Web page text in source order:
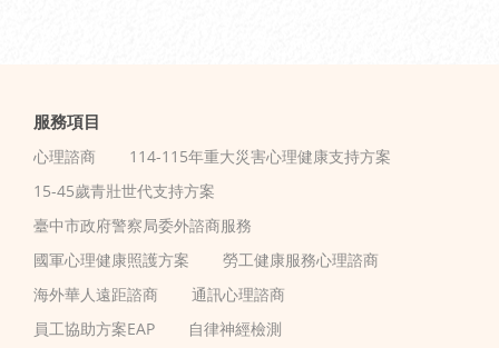
服務項目
心理諮商
114-115年重大災害心理健康支持方案
15-45歲青壯世代支持方案
臺中市政府警察局委外諮商服務
國軍心理健康照護方案
勞工健康服務心理諮商
海外華人遠距諮商
通訊心理諮商
員工協助方案EAP
自律神經檢測